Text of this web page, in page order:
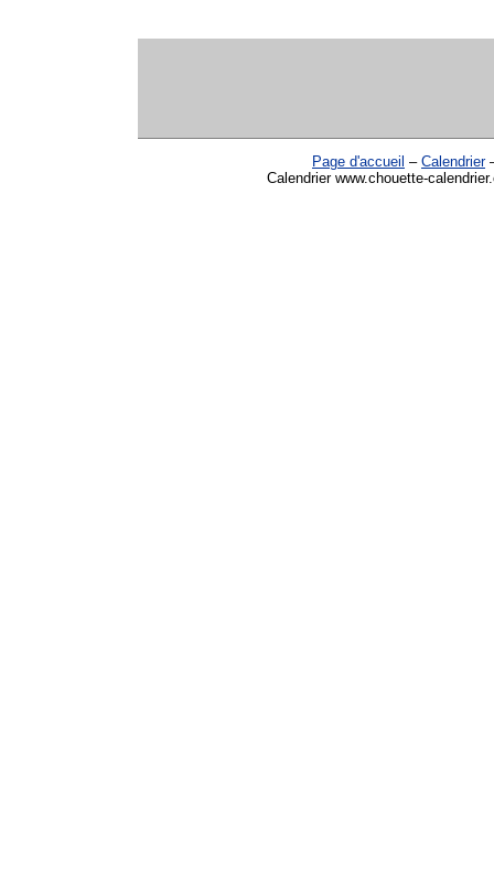
Page d'accueil – Calendrier
Calendrier www.chouette-